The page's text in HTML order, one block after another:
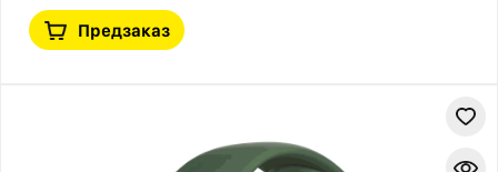
Предзаказ